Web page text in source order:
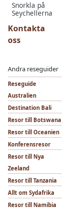
Snorkla på
Seychellerna
Kontakta
oss
Andra reseguider
Reseguide
Australien
Destination Bali
Resor till Botswana
Resor till Oceanien
Konferensresor
Resor till Nya
Zeeland
Resor till Tanzania
Allt om Sydafrika
Resor till Namibia